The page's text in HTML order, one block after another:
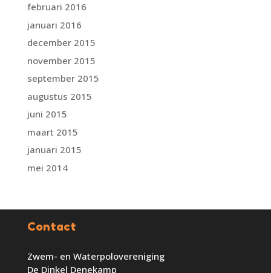
februari 2016
januari 2016
december 2015
november 2015
september 2015
augustus 2015
juni 2015
maart 2015
januari 2015
mei 2014
Contact
Zwem- en Waterpolovereniging
De Dinkel Denekamp